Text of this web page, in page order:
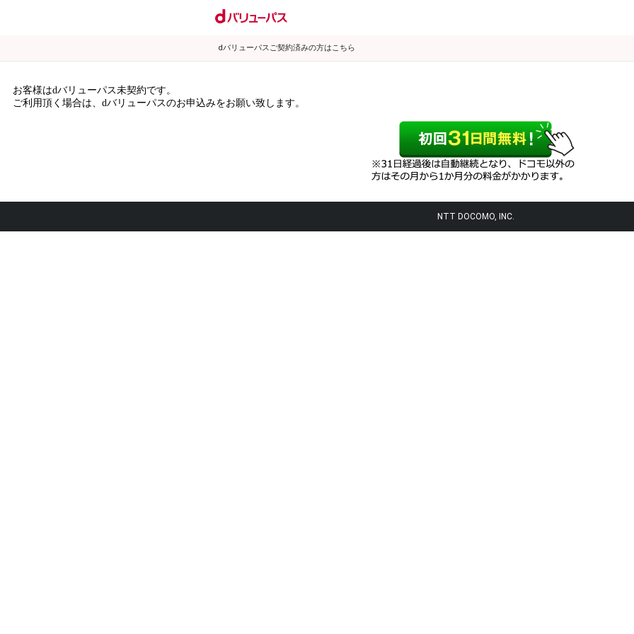
dバリューパスご契約済みの方はこちら
お客様はdバリューパス未契約です。
ご利用頂く場合は、dバリューパスのお申込みをお願い致します。
NTT DOCOMO, INC.